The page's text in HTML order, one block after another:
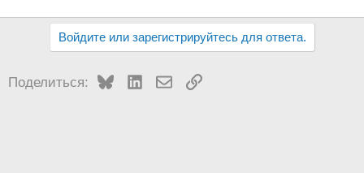
Войдите или зарегистрируйтесь для ответа.
Поделиться: BlueskyLinkedInЭлектронная почта
Ссылка